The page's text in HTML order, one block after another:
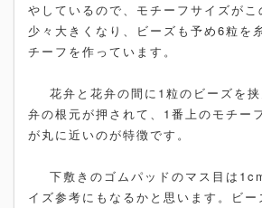
やしているので、モチーフサイズがこ
少々大きくなり、ビーズも予め6粒を
チーフを作っています。
花弁と花弁の間に1粒のビーズを挟
弁の根元が押されて、1番上のモチー
が丸に近いのが特徴です。
下敷きのゴムパッドのマス目は
イズ参考にもなるかと思います。ビ